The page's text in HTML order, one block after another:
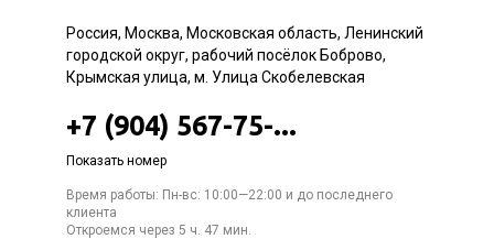
Россия, Москва, Московская область, Ленинский
городской округ, рабочий посёлок Боброво,
Крымская улица, м. Улица Скобелевская
+7 (904) 567-75-...
Показать номер
Время работы: Пн-вс: 10:00—22:00 и до последнего
клиента
Откроемся через 5 ч. 47 мин.